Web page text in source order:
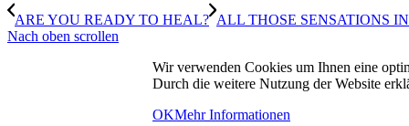
ARE YOU READY TO HEAL? ALL THOSE SENSATIONS
Nach oben scrollen
Wir verwenden Cookies um Ihnen eine
Durch die weitere Nutzung der Website
OKMehr Informationen